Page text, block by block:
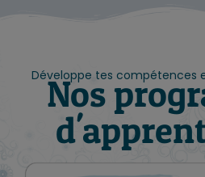
Développe tes compétences
Nos